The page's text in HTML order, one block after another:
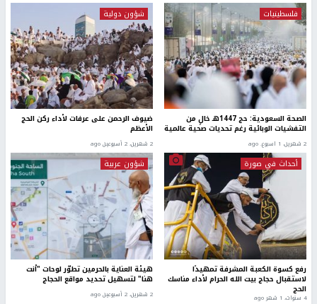
فلسطينيات
الصحة السعودية: حج 1447هـ خالٍ من
التفشيات الوبائية رغم تحديات صحية عالمية
2 شهرين، 1 اسبوع. ago
شؤون دولية
ضيوف الرحمن على عرفات لأداء ركن الحج
الأعظم
2 شهرين، 2 أسبوعين ago
أحداث في صورة
رفع كسوة الكعبة المشرفة تمهيدًا
لاستقبال حجاج بيت الله الحرام لأداء مناسك
الحج
4 سنوات، 1 شهر ago
شؤون عربية
هيئة العناية بالحرمين تطوّر لوحات "أنت
هنا" لتسهيل تحديد مواقع الحجاج
2 شهرين، 2 أسبوعين ago